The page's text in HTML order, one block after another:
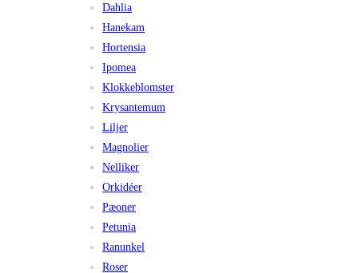
Dahlia
Hanekam
Hortensia
Ipomea
Klokkeblomster
Krysantemum
Liljer
Magnolier
Nelliker
Orkidéer
Pæoner
Petunia
Ranunkel
Roser